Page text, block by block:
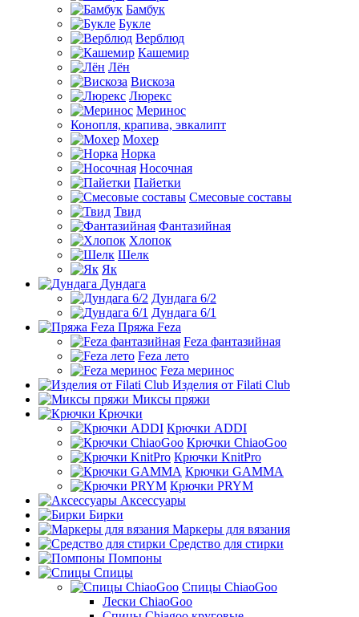
Бамбук
Букле
Верблюд
Кашемир
Лён
Вискоза
Люрекс
Меринос
Конопля, крапива, эвкалипт
Мохер
Норка
Носочная
Пайетки
Смесовые составы
Твид
Фантазийная
Хлопок
Шелк
Як
Дундага
Дундага 6/2
Дундага 6/1
Пряжа Feza
Feza фантазийная
Feza лето
Feza меринос
Изделия от Filati Club
Миксы пряжи
Крючки
Крючки ADDI
Крючки ChiaoGoo
Крючки KnitPro
Крючки GAMMA
Крючки PRYM
Аксессуары
Бирки
Маркеры для вязания
Средство для стирки
Помпоны
Спицы
Спицы ChiaoGoo
Лески ChiaoGoo